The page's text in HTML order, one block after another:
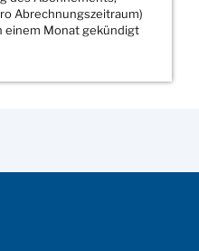
Abrechnungszeitraum)
einem Monat gekündigt